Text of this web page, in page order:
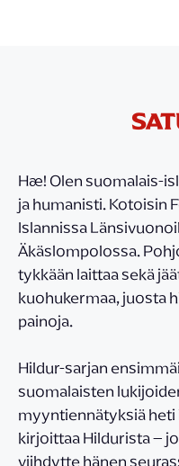
Hæ! Olen suomalais-
ja humanisti. Kotoisin
Islannissa
Äkäslompolossa.
tykkään laittaa sekä
kuohukermaa, juosta
painoja.
Hildur-sarjan
suomalaisten
myyntiennätyksiä
kirjoittaa Hildurista –